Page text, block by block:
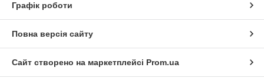
Графік роботи
Повна версія сайту
Сайт створено на маркетплейсі Prom.ua